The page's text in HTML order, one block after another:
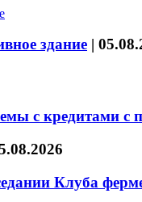
здание |
с кредитами с
Клуба